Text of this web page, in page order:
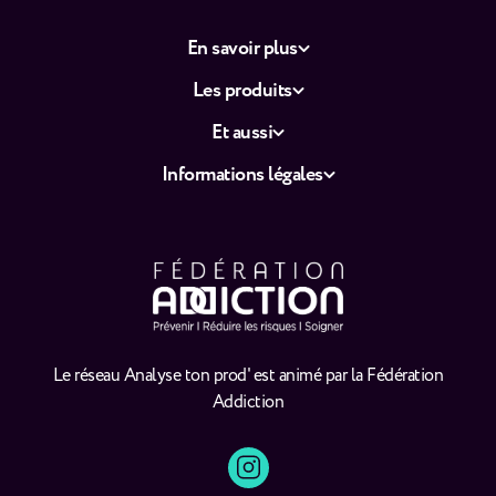
Le réseau Analyse ton prod' est animé par la Fédération
Addiction
En savoir plus
Les produits
Et aussi
Informations légales